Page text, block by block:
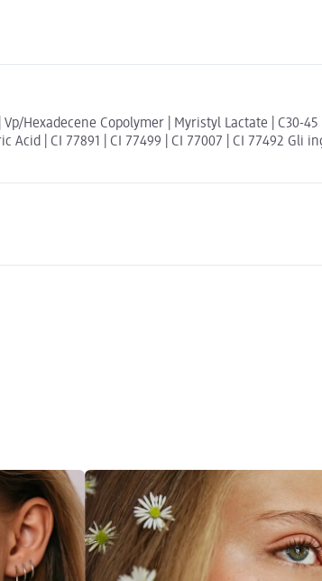
Hexadecene Copolymer | Myristyl Lactate | C30-
| CI 77891 | CI 77499 | CI 77007 | CI 77492 Gli